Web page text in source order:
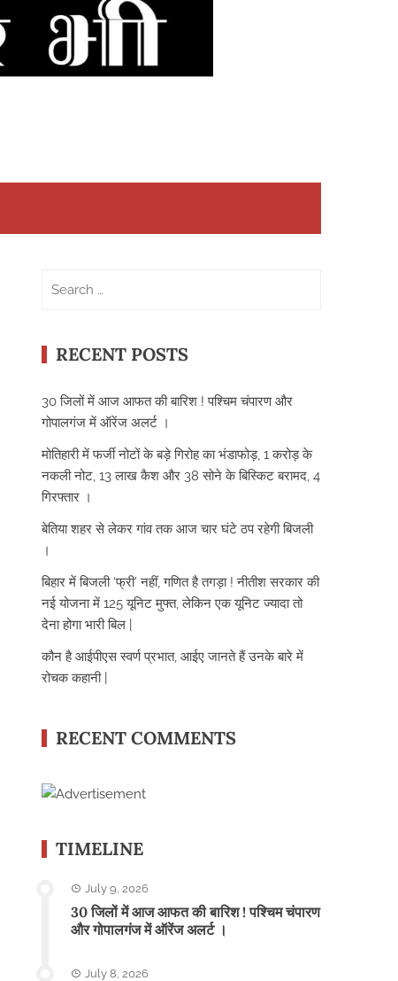
RECENT POSTS
30 जिलों में आज आफत की बारिश ! पश्चिम चंपारण और
गोपालगंज में ऑरेंज अलर्ट ।
मोतिहारी में फर्जी नोटों के बड़े गिरोह का भंडाफोड़, 1 करोड़ के
नकली नोट, 13 लाख कैश और 38 सोने के बिस्किट बरामद, 4
गिरफ्तार ।
बेतिया शहर से लेकर गांव तक आज चार घंटे ठप रहेगी बिजली
।
बिहार में बिजली ‘फ्री’ नहीं, गणित है तगड़ा ! नीतीश सरकार की
नई योजना में 125 यूनिट मुफ्त, लेकिन एक यूनिट ज्यादा तो
देना होगा भारी बिल |
कौन है आईपीएस स्वर्ण प्रभात, आईए जानते हैं उनके बारे में
रोचक कहानी |
RECENT COMMENTS
TIMELINE
July 9, 2026
30 जिलों में आज आफत की बारिश ! पश्चिम चंपारण
और गोपालगंज में ऑरेंज अलर्ट ।
July 8, 2026